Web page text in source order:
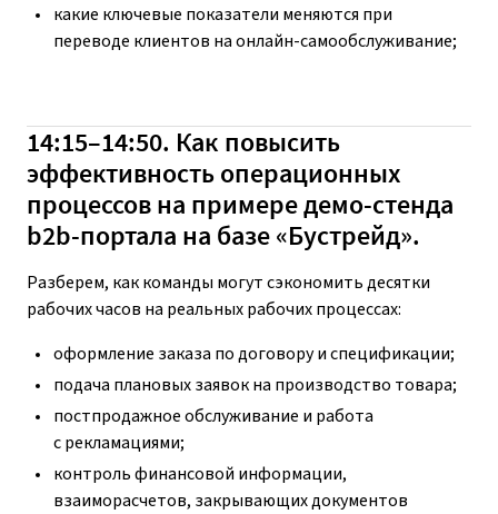
какие ключевые показатели меняются при
переводе клиентов на онлайн-самообслуживание;
14:15–14:50. Как повысить
эффективность операционных
процессов на примере демо-стенда
b2b-портала на базе «Бустрейд».
Разберем, как команды могут сэкономить десятки
рабочих часов на реальных рабочих процессах:
оформление заказа по договору и спецификации;
подача плановых заявок на производство товара;
постпродажное обслуживание и работа
с рекламациями;
контроль финансовой информации,
взаиморасчетов, закрывающих документов